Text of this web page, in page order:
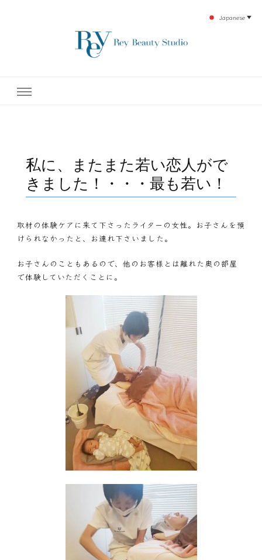
テ開設45年の実績を誇る本格エステだからこそ、お客様が必ず満足してもらえるこ
私に、またまた若い恋人がで
きました！・・・最も若い！
取材の体験ケアに来て下さったライターの女性。お子さんを預
けられなかったと、お連れ下さいました。
お子さんのこともあるので、他のお客様とは離れた奥の部屋
で体験していただくことに。
Japanese ▼